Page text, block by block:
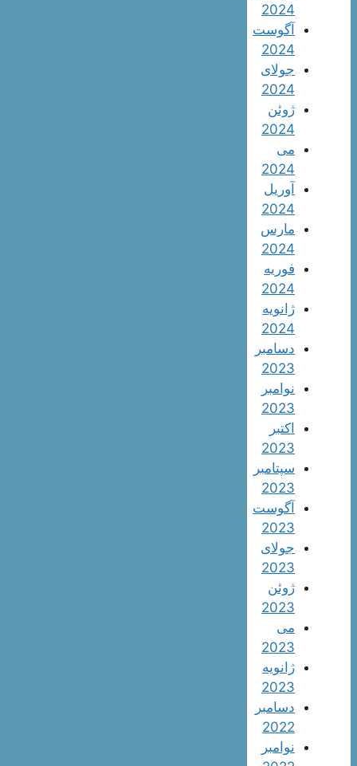
2024
آگوست
2024
جولای
2024
ژوئن
2024
می
2024
آوریل
2024
مارس
2024
فوریه
2024
ژانویه
2024
دسامبر
2023
نوامبر
2023
اکتبر
2023
سپتامبر
2023
آگوست
2023
جولای
2023
ژوئن
2023
می
2023
ژانویه
2023
دسامبر
2022
نوامبر